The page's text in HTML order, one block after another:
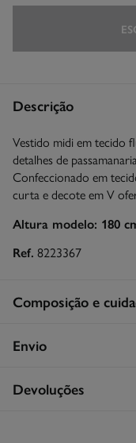
Descrição
Vestido midi em tecido
detalhes de
Confeccionado em
curta e decote em V
Altura modelo: 180
Ref. 8223367
Composição e
Composição
Cuidados
Envio
STANDARD
Devoluções